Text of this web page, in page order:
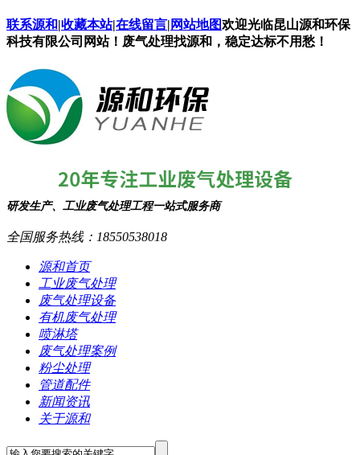
联系源和|收藏本站|在线留言| 网站地图欢迎光临昆山源和环保
科技有限公司网站！废气处理找源和，稳定达标不用愁！
研发生产、工业废气处理工程一站式服务商
全国服务热线： 18550538018
源和首页
工业废气处理
废气处理设备
有机废气处理
喷淋塔
废气处理案例
粉尘处理
管道配件
新闻资讯
关于源和